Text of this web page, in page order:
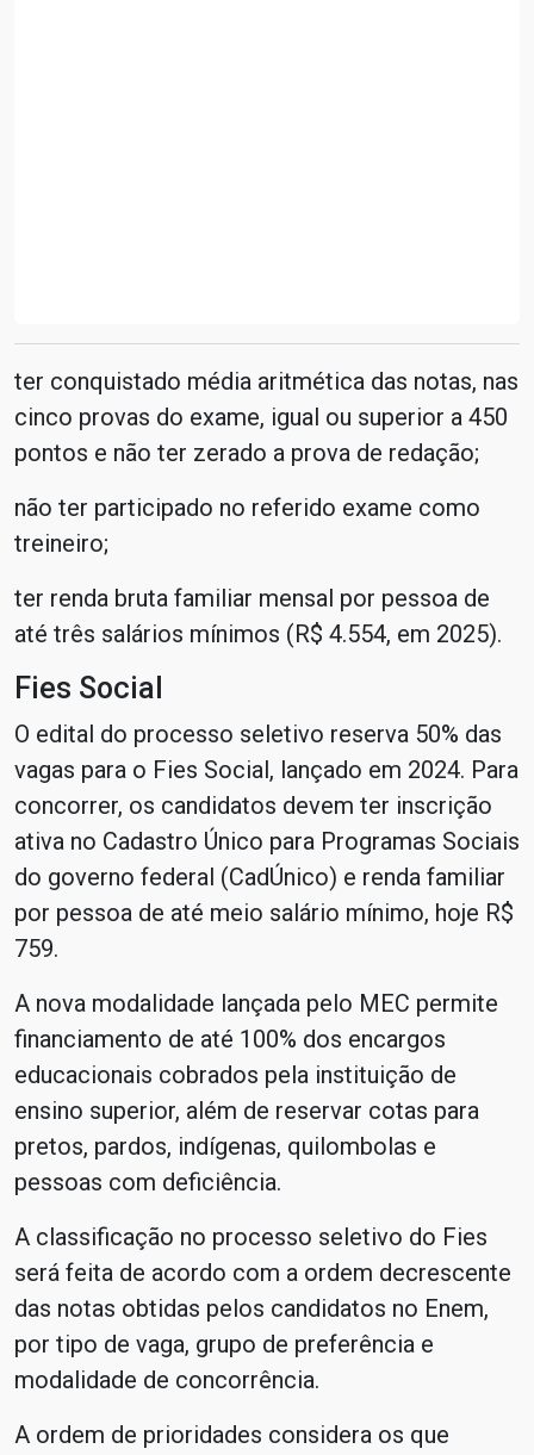
ter conquistado média aritmética das notas, nas
cinco provas do exame, igual ou superior a 450
pontos e não ter zerado a prova de redação;
não ter participado no referido exame como
treineiro;
ter renda bruta familiar mensal por pessoa de
até três salários mínimos (R$ 4.554, em 2025).
Fies Social
O edital do processo seletivo reserva 50% das
vagas para o Fies Social, lançado em 2024. Para
concorrer, os candidatos devem ter inscrição
ativa no Cadastro Único para Programas Sociais
do governo federal (CadÚnico) e renda familiar
por pessoa de até meio salário mínimo, hoje R$
759.
A nova modalidade lançada pelo MEC permite
financiamento de até 100% dos encargos
educacionais cobrados pela instituição de
ensino superior, além de reservar cotas para
pretos, pardos, indígenas, quilombolas e
pessoas com deficiência.
A classificação no processo seletivo do Fies
será feita de acordo com a ordem decrescente
das notas obtidas pelos candidatos no Enem,
por tipo de vaga, grupo de preferência e
modalidade de concorrência.
A ordem de prioridades considera os que